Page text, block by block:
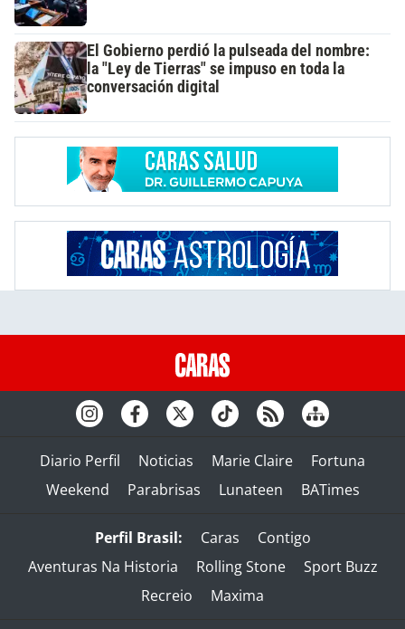
El Gobierno perdió la pulseada del nombre:
la "Ley de Tierras" se impuso en toda la
conversación digital
Diario Perfil Noticias Marie Claire
Fortuna
Weekend
Parabrisas Lunateen BATimes
Perfil Brasil: Caras
Contigo
Aventuras Na Historia
Rolling Stone
Sport Buzz
Recreio
Maxima